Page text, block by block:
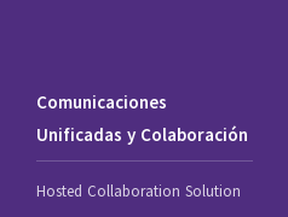
Comunicaciones
Unificadas y Colaboración
Hosted Collaboration Solution